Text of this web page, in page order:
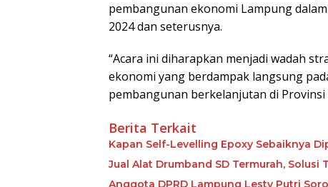
pembangunan ekonomi Lampung
2024 dan seterusnya.
“Acara ini diharapkan menjadi wadah
ekonomi yang berdampak langsung
pembangunan berkelanjutan di
Berita Terkait
Kapan Self-Levelling Epoxy Sebaiknya
Jual Alat Drumband SD Termurah,
Anggota DPRD Lampung Lesty Putri